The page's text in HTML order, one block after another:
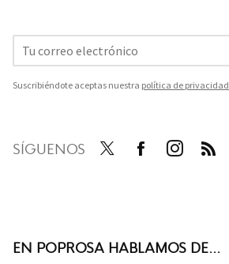
Suscribiéndote aceptas nuestra política de privacidad
SÍGUENOS
EN POPROSA HABLAMOS DE...